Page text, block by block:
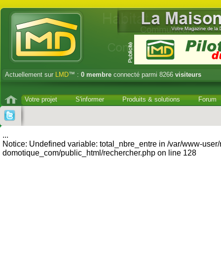
Actuellement sur LMD™ : 0 membre connecté parmi 8266 visiteurs
Votre projet S'informer Produits & solutions Forum
...
Notice: Undefined variable: total_nbre_entre in /var/www-
domotique_com/public_html/rechercher.php on line 128